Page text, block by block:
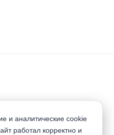
и аналитические cookie
работал корректно и